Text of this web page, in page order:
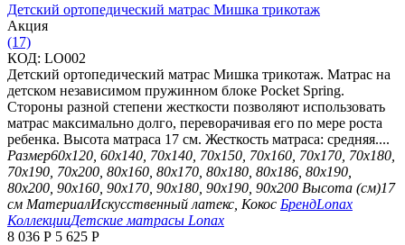
Детский ортопедический матрас Мишка трикотаж
Aкция
(17)
КОД: LO002
Детский ортопедический матрас Мишка трикотаж. Матрас на
детском независимом пружинном блоке Pocket Spring.
Стороны разной степени жесткости позволяют использовать
матрас максимально долго, переворачивая его по мере роста
ребенка. Высота матраса 17 см. Жесткость матраса: средняя....
Размер60х120, 60х140, 70х140, 70х150, 70х160, 70х170, 70х180,
70х190, 70х200, 80х160, 80х170, 80х180, 80х186, 80х190,
80х200, 90х160, 90х170, 90х180, 90х190, 90х200 Высота (см)17
см МатериалИскусственный латекс, Кокос БрендLonax
КоллекцииДетские матрасы Lonax
8 036 Р 5 625 Р